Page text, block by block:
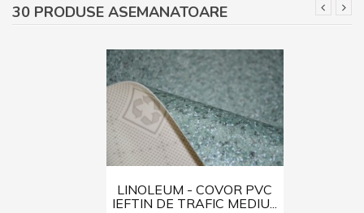
30 PRODUSE ASEMANATOARE
LINOLEUM - COVOR PVC
IEFTIN DE TRAFIC MEDIU...